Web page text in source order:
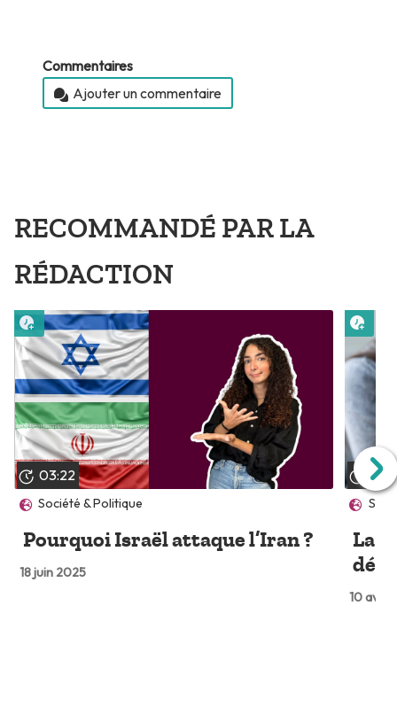
Commentaires
Ajouter un commentaire
RECOMMANDÉ PAR LA
RÉDACTION
03:22
Société & Politique
Pourquoi Israël attaque l’Iran ?
18 juin 2025
Lire plus tard
La
10 avril